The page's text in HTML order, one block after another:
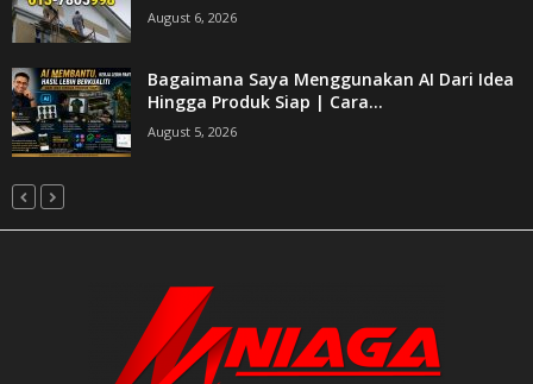
August 6, 2026
Bagaimana Saya Menggunakan AI Dari Idea
Hingga Produk Siap | Cara...
August 5, 2026